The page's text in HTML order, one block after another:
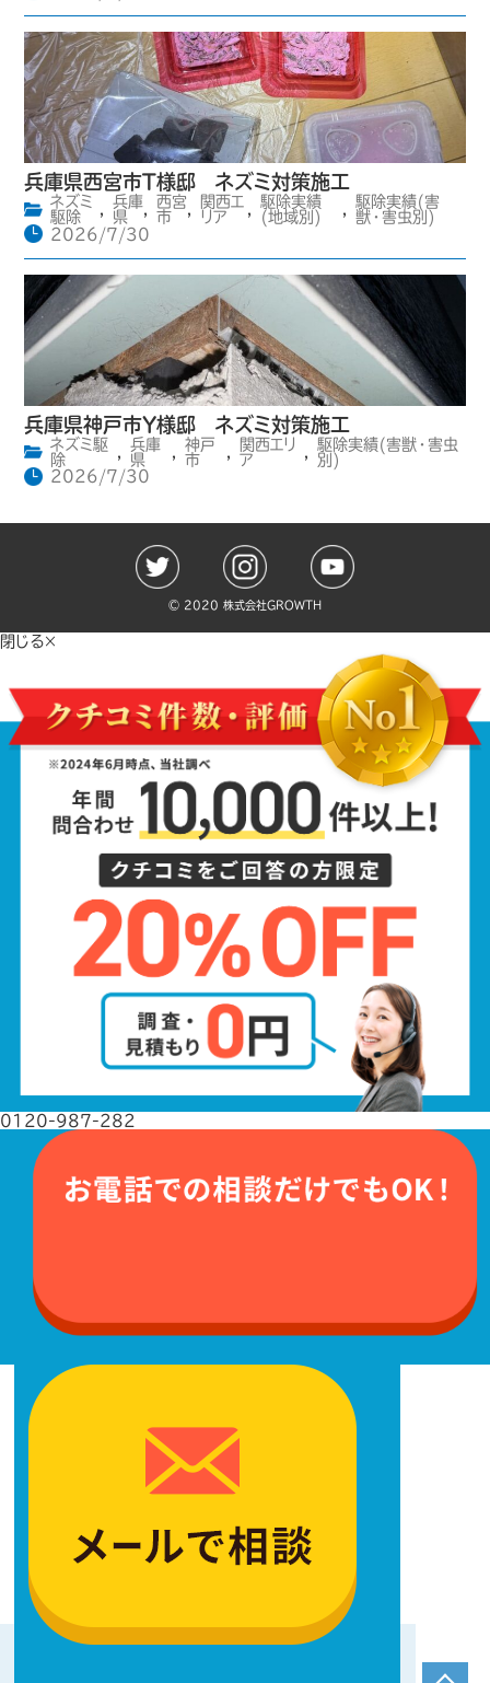
兵庫県西宮市T様邸 ネズミ対策施工
ネズミ
駆除
,
兵庫
県
,
西宮
市
,
関西エ
リア
,
駆除実績
(地域別)
,
駆除実績(害
獣・害虫別)
2026/7/30
兵庫県神戸市Y様邸 ネズミ対策施工
ネズミ駆
除
,
兵庫
県
,
神戸
市
,
関西エリ
ア
,
駆除実績(害獣・害虫
別)
2026/7/30
©️ 2020 株式会社GROWTH
閉じる×
0120-987-282